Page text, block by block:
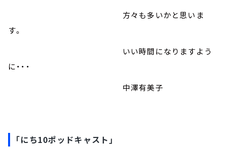
方々も多いかと思いま
す。
いい時間になりますよう
に・・・
中澤有美子
「にち10ポッドキャスト」